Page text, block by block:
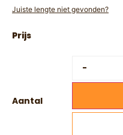
Juiste lengte niet gevonden?
Aantal
-